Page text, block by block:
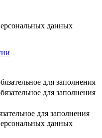
данных
для заполнения
для заполнения
для заполнения
данных